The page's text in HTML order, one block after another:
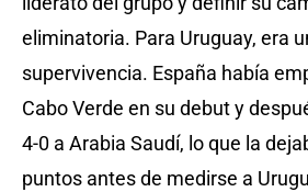
eliminatoria. Para Uruguay, era
supervivencia. España había
Cabo Verde en su debut y
4-0 a Arabia Saudí, lo que la
puntos antes de medirse a